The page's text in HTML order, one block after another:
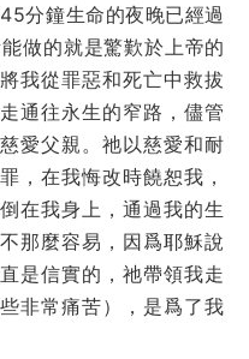
分鐘生命的夜晚已經過
做的就是驚歎於上帝的
我從罪惡和死亡中救拔
通往永生的窄路，儘管
愛父親。祂以慈愛和耐
，在我悔改時饒恕我，
在我身上，通過我的生
那麼容易，因爲耶穌說
是信實的，祂帶領我走
非常痛苦），是爲了我